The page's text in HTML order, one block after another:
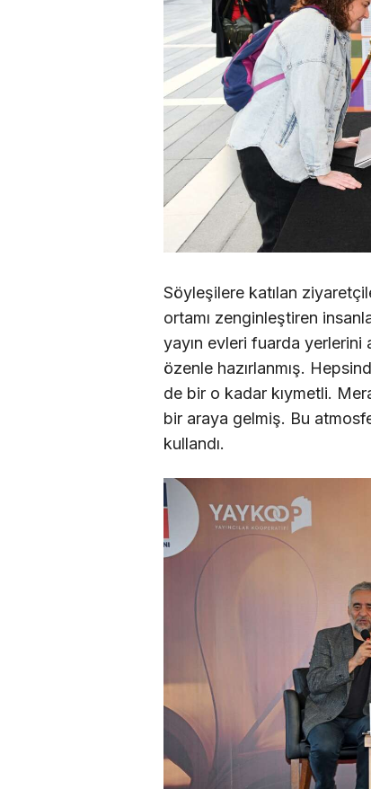
Söyleşilere katılan
ortamı zenginleştiren
yayın evleri fuarda
özenle hazırlanmış.
de bir o kadar kıymetli.
bir araya gelmiş. Bu
kullandı.